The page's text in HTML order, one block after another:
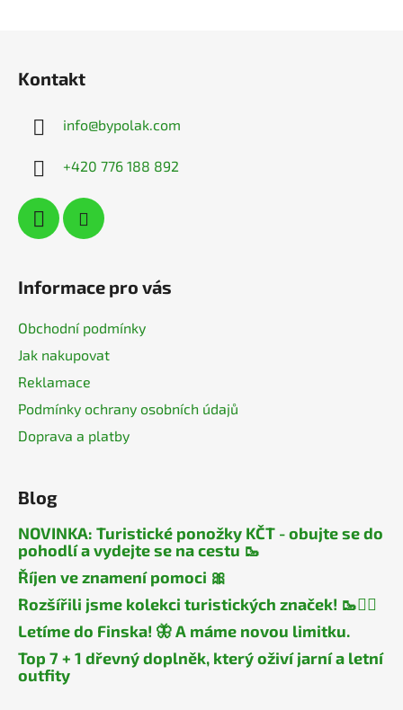
Kontakt
info@bypolak.com
+420 776 188 892
Informace pro vás
Obchodní podmínky
Jak nakupovat
Reklamace
Podmínky ochrany osobních údajů
Doprava a platby
Blog
NOVINKA: Turistické ponožky KČT - obujte se do
pohodlí a vydejte se na cestu 🥾
Říjen ve znamení pomoci 🎀
Rozšířili jsme kolekci turistických značek! 🥾🧎‍♂️
Letíme do Finska! 🦋 A máme novou limitku.
Top 7 + 1 dřevný doplněk, který oživí jarní a letní
outfity